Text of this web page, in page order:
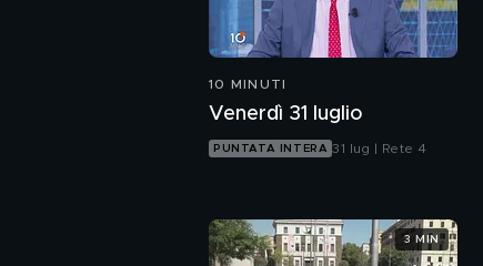
10 MINUTI
Venerdì 31 luglio
PUNTATA INTERA 31 lug | Rete 4
3 MIN